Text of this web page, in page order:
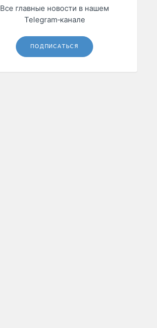
Все главные новости в нашем
Telegram‑канале
ПОДПИСАТЬСЯ